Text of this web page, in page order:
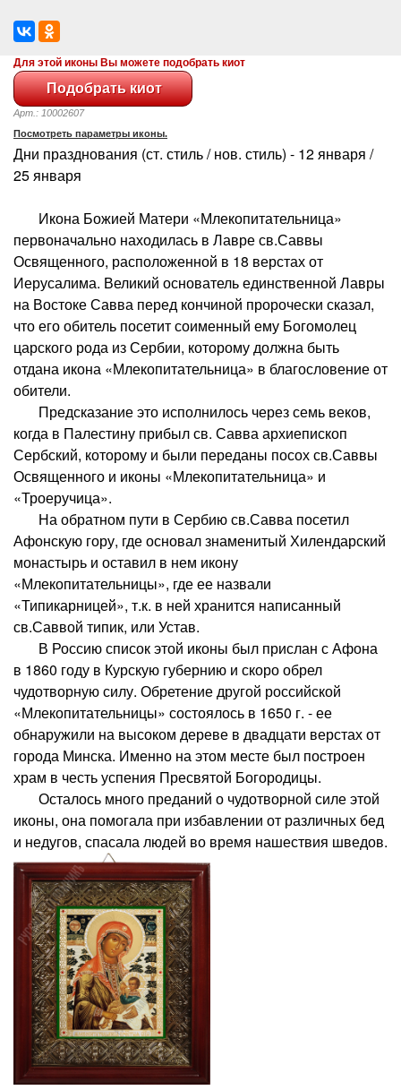
Для этой иконы Вы можете подобрать киот
Арт.: 10002607
Посмотреть параметры иконы.
Дни празднования (ст. стиль / нов. стиль) - 12 января /
25 января
Икона Божией Матери «Млекопитательница»
первоначально находилась в Лавре св.Саввы
Освященного, расположенной в 18 верстах от
Иерусалима. Великий основатель единственной Лавры
на Востоке Савва перед кончиной пророчески сказал,
что его обитель посетит соименный ему Богомолец
царского рода из Сербии, которому должна быть
отдана икона «Млекопитательница» в благословение от
обители.
Предсказание это исполнилось через семь веков,
когда в Палестину прибыл св. Савва архиепископ
Сербский, которому и были переданы посох св.Саввы
Освященного и иконы «Млекопитательница» и
«Троеручица».
На обратном пути в Сербию св.Савва посетил
Афонскую гору, где основал знаменитый Хилендарский
монастырь и оставил в нем икону
«Млекопитательницы», где ее назвали
«Типикарницей», т.к. в ней хранится написанный
св.Саввой типик, или Устав.
В Россию список этой иконы был прислан с Афона
в 1860 году в Курскую губернию и скоро обрел
чудотворную силу. Обретение другой российской
«Млекопитательницы» состоялось в 1650 г. - ее
обнаружили на высоком дереве в двадцати верстах от
города Минска. Именно на этом месте был построен
храм в честь успения Пресвятой Богородицы.
Осталось много преданий о чудотворной силе этой
иконы, она помогала при избавлении от различных бед
и недугов, спасала людей во время нашествия шведов.